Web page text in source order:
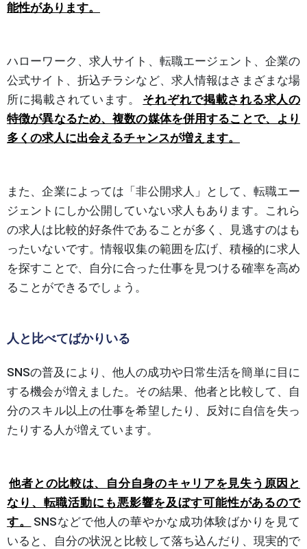
能性があります。
ハローワーク、求人サイト、転職エージェント、企業の
公式サイト、折込チラシなど、求人情報はさまざまな場
所に掲載されています。
それぞれで掲載される求人の
特徴が異なるため、複数の媒体を併用することで、より
多くの求人に出会えるチャンスが増えます。
また、企業によっては「非公開求人」として、転職エー
ジェントにしか公開していない求人もあります。これら
の求人は比較的好条件であることが多く、見逃すのはも
ったいないです。情報収集の範囲を広げ、積極的に求人
を探すことで、自分に合った仕事を見つける確率を高め
ることができるでしょう。
人と比べてばかりいる
SNSの普及により、他人の成功や日常生活を簡単に目に
する機会が増えました。その結果、他者と比較して、自
分のスキル以上の仕事を希望したり、反対に自信を失っ
たりする人が増えています。
他者との比較は、自分自身のキャリアを見失う原因と
なり、転職活動にも悪影響を及ぼす可能性があるので
す。
SNSなどで他人の華やかな成功体験ばかりを見て
いると、自分の状況と比較して落ち込んだり、現実的で